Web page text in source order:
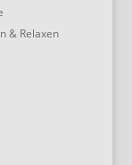
& Relaxen